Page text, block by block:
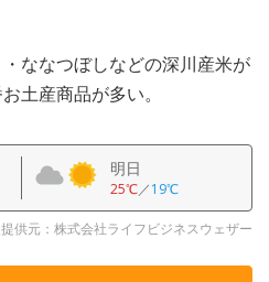
ななつぼしなどの深川産米が
土産商品が多い。
明日
25℃／19℃
供元：株式会社ライフビジネスウェザー